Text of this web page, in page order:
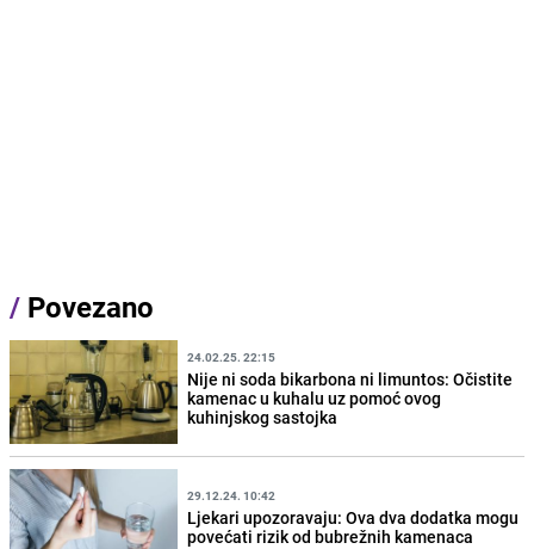
/ Povezano
24.02.25. 22:15
Nije ni soda bikarbona ni limuntos: Očistite
kamenac u kuhalu uz pomoć ovog
kuhinjskog sastojka
29.12.24. 10:42
Ljekari upozoravaju: Ova dva dodatka mogu
povećati rizik od bubrežnih kamenaca